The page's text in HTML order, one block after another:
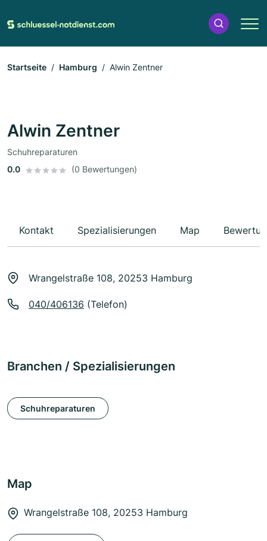
Startseite Hamburg Alwin Zentner
Alwin Zentner
Schuhreparaturen
0.0
(0 Bewertungen)
Kontakt Spezialisierungen Map
Wrangelstraße 108, 20253 Hamburg
040/406136 (Telefon)
Branchen / Spezialisierungen
Schuhreparaturen
Map
Wrangelstraße 108, 20253 Hamburg